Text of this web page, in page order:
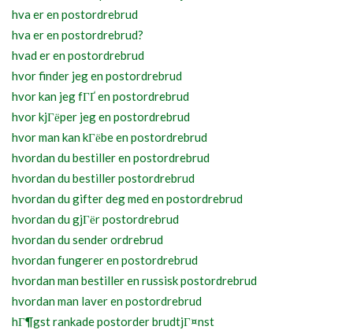
hva er en postordrebrud
hva er en postordrebrud?
hvad er en postordrebrud
hvor finder jeg en postordrebrud
hvor kan jeg fГҐ en postordrebrud
hvor kjГёper jeg en postordrebrud
hvor man kan kГёbe en postordrebrud
hvordan du bestiller en postordrebrud
hvordan du bestiller postordrebrud
hvordan du gifter deg med en postordrebrud
hvordan du gjГёr postordrebrud
hvordan du sender ordrebrud
hvordan fungerer en postordrebrud
hvordan man bestiller en russisk postordrebrud
hvordan man laver en postordrebrud
hГ¶gst rankade postorder brudtjГ¤nst